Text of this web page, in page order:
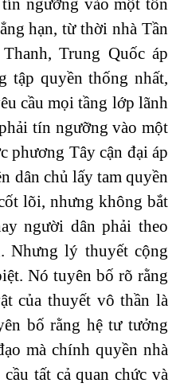
ngưỡng vào một tôn
hạn, từ thời nhà Tần
Trung Quốc áp
tập quyền thống nhất,
cầu mọi tầng lớp lãnh
tín ngưỡng vào một
phương Tây cận đại áp
dân chủ lấy tam quyền
lõi, nhưng không bắt
người dân phải theo
Nhưng lý thuyết cộng
Nó tuyên bố rõ rằng
của thuyết vô thần là
bố rằng hệ tư tưởng
mà chính quyền nhà
tất cả quan chức và